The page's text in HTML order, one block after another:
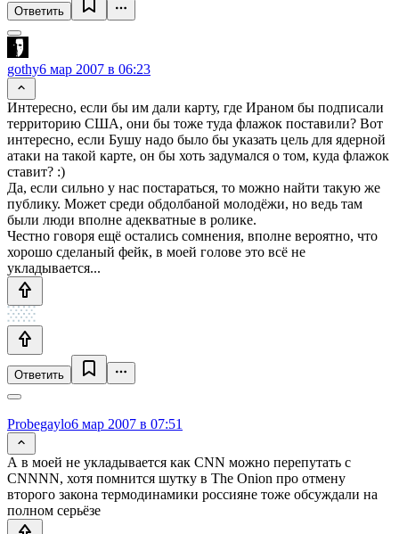
Ответить
gothy6 мар 2007 в 06:23
Интересно, если бы им дали карту, где Ираном бы подписали
территорию США, они бы тоже туда флажок поставили? Вот
интересно, если Бушу надо было бы указать цель для ядерной
атаки на такой карте, он бы хоть задумался о том, куда флажок
ставит? :)
Да, если сильно у нас постараться, то можно найти такую же
публику. Может среди обдолбаной молодёжи, но ведь там
были люди вполне адекватные в ролике.
Честно говоря ещё остались сомнения, вполне вероятно, что
хорошо сделаный фейк, в моей голове это всё не
укладывается...
Ответить
Probegaylo6 мар 2007 в 07:51
А в моей не укладывается как CNN можно перепутать с
CNNNN, хотя помнится шутку в The Onion про отмену
второго закона термодинамики россияне тоже обсуждали на
полном серьёзе